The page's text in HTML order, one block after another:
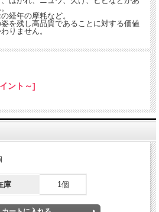
経年の摩耗など。
を残し高品質であることに対する価値
りません。
ント～]
庫 1個